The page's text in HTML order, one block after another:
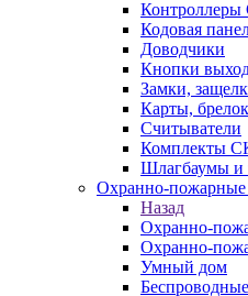
Кодовая
Доводчики
Кнопки
Замки,
Карты,
Считыватели
Комплекты
Шлагбаумы и
Охранно-пожарные
Назад
Охранно-
Охранно-
Умный дом